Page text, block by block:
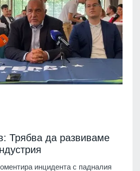
Трябва да развиваме
инцидента с падналия